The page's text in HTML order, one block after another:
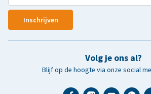
Inschrijven
Volg je ons al?
Blijf op de hoogte via onze social